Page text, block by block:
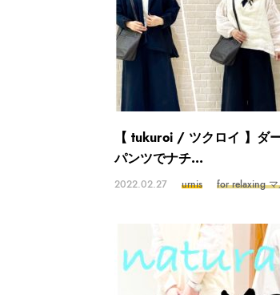
【 tukuroi / ツクロイ 】ダ
パンツでナチ...
2022.02.27 urnis for relaxing